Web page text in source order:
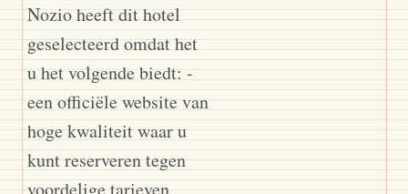
Nozio heeft dit hotel
geselecteerd omdat het
u het volgende biedt: -
een officiële website van
hoge kwaliteit waar u
kunt reserveren tegen
voordelige tarieven,